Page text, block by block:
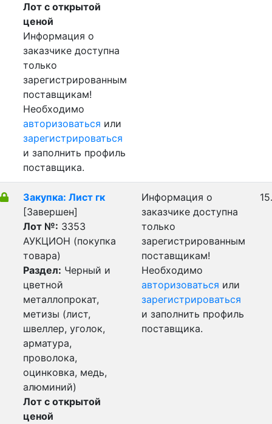
Лот с открытой
ценой
Информация о
заказчике доступна
только
зарегистрированным
поставщикам!
Необходимо
авторизоваться или
зарегистрироваться
и заполнить профиль
поставщика.
Закупка: Лист гк
[Завершен]
Лот №: 3353
АУКЦИОН (покупка
товара)
Раздел: Черный и
цветной
металлопрокат,
метизы (лист,
швеллер, уголок,
арматура,
проволока,
оцинковка, медь,
алюминий)
Лот с открытой
ценой
Информация о
заказчике доступна
только
зарегистрированным
поставщикам!
Необходимо
авторизоваться или
зарегистрироваться
и заполнить профиль
поставщика.